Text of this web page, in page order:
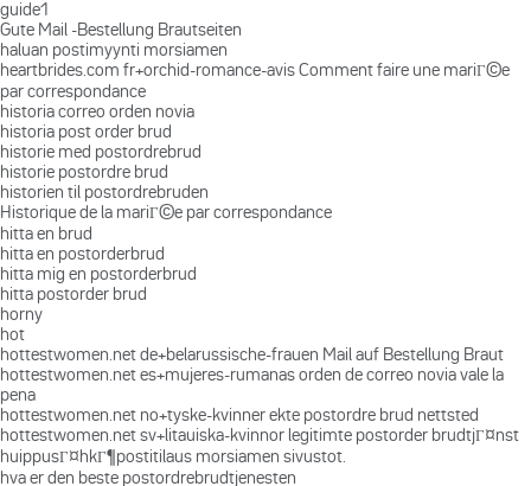
guide1
Gute Mail -Bestellung Brautseiten
haluan postimyynti morsiamen
heartbrides.com fr+orchid-romance-avis Comment faire une mariГ©e
par correspondance
historia correo orden novia
historia post order brud
historie med postordrebrud
historie postordre brud
historien til postordrebruden
Historique de la mariГ©e par correspondance
hitta en brud
hitta en postorderbrud
hitta mig en postorderbrud
hitta postorder brud
horny
hot
hottestwomen.net de+belarussische-frauen Mail auf Bestellung Braut
hottestwomen.net es+mujeres-rumanas orden de correo novia vale la
pena
hottestwomen.net no+tyske-kvinner ekte postordre brud nettsted
hottestwomen.net sv+litauiska-kvinnor legitimte postorder brudtjГ¤nst
huippusГ¤hkГ¶postitilaus morsiamen sivustot.
hva er den beste postordrebrudtjenesten